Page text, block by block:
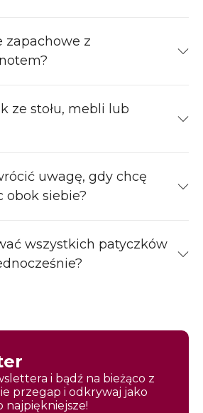
zapachowe z
ze stołu, mebli lub
uwagę, gdy chcę
obok siebie?
wszystkich patyczków
i bądź na bieżąco z
przegap i odkrywaj jako
najpiękniejsze!